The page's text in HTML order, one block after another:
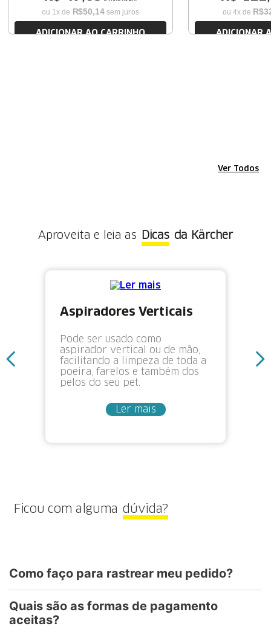
ou 1x de R$50,14 sem juros
ADICIONAR AO CARRINHO
ou 4x de R$
ADICIONAR
Ver Todos
Aproveita e leia as Dicas da Kärcher
Aspiradores Verticais
Pode ser usado como
aspirador vertical ou de mão,
facilitando a limpeza de toda a
poeira, farelos e também dos
pelos do seu pet.
Ler mais
Ficou com alguma dúvida?
Como faço para rastrear meu pedido?
Quais são as formas de pagamento
aceitas?